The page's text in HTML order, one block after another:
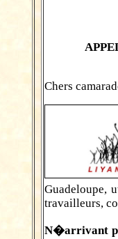
Chers
Guadeloupe,
travailleurs,
N�arrivant